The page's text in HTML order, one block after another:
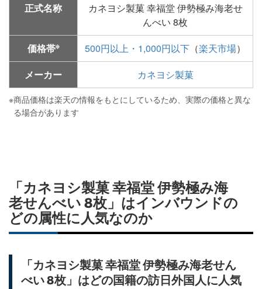
正式名称
カネヨシ製菓 幸福堂 伊勢極み海老せ
んべい 8枚
価格帯※ 500円以上・1,000円以下 （楽天市場）
メーカー
カネヨシ製菓
※商品価格は楽天の情報をもとにしているため、実際の価格と異な
る場合があります
「カネヨシ製菓 幸福堂 伊勢極み海
老せんべい 8枚」はインバウンドの
どの属性に人気なのか
「カネヨシ製菓 幸福堂 伊勢極み海老せん
べい 8枚」はどの国籍の訪日外国人に人気